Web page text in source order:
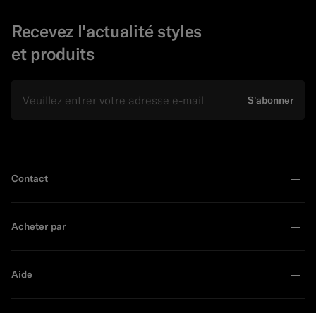
Recevez l'actualité styles
et produits
S'abonner
Contact
Acheter par
Aide